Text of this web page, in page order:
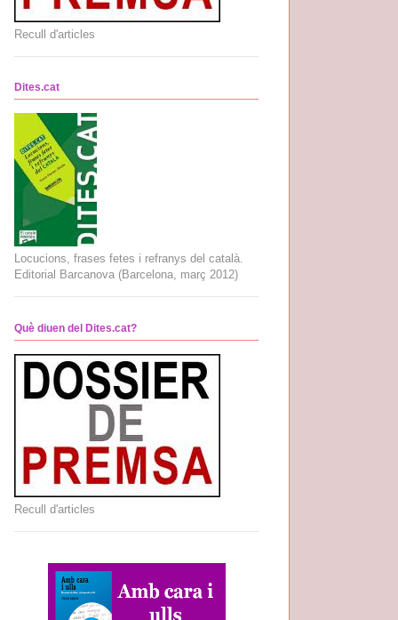
Recull d'articles
Dites.cat
Locucions, frases fetes i refranys del català.
Editorial Barcanova (Barcelona, març 2012)
Què diuen del Dites.cat?
Recull d'articles